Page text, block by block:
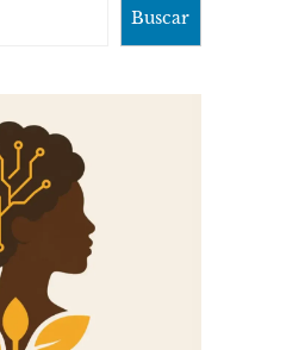
Buscar